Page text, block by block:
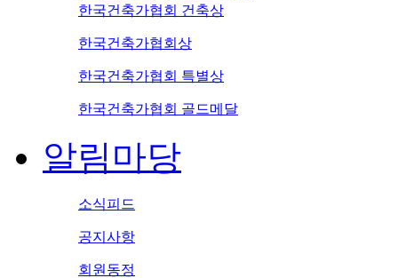
한국건축가협회 건축상
한국건축가협회상
한국건축가협회 특별상
한국건축가협회 골드메달
알림마당
소식피드
공지사항
회원동정